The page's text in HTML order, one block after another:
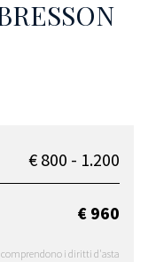
€ 800 - 1.200
€ 960
i diritti d'asta